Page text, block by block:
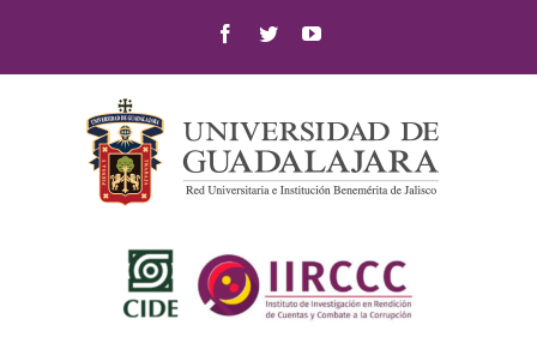
content
Facebook
TwitterYouTube